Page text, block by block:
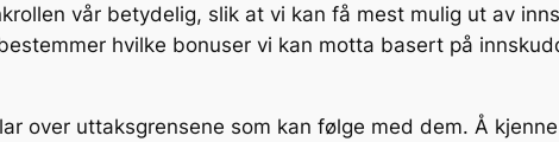
vår betydelig, slik at vi kan få mest mulig ut av
hvilke bonuser vi kan motta basert på
over uttaksgrensene som kan følge med dem. Å